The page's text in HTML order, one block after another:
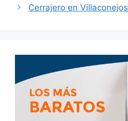
Cerrajero en Villaconejos